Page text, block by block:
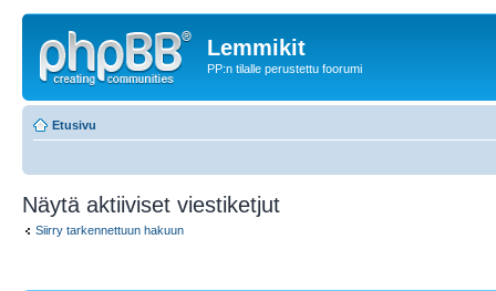
Lemmikit
PP:n tilalle perustettu foorumi
Etusivu
Näytä aktiiviset viestiketjut
Siirry tarkennettuun hakuun